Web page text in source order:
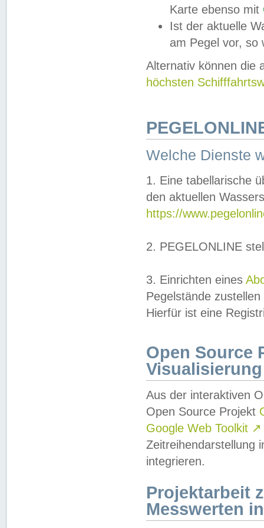
Karte ebenso mit
Ist der aktuelle
am Pegel vor,
Alternativ können die
höchsten
Welche Dienste
1. Eine tabellarische
den aktuellen
https://
2. PEGELONLINE
3. Einrichten eines
Pegelstände
Hierfür ist eine
Open Source
Visualisierung
Aus der interaktiven
Open Source Projekt
Google Web Toolkit ↗
Zeitreihendarstellung
integrieren.
Projektarbeit
Messwerten